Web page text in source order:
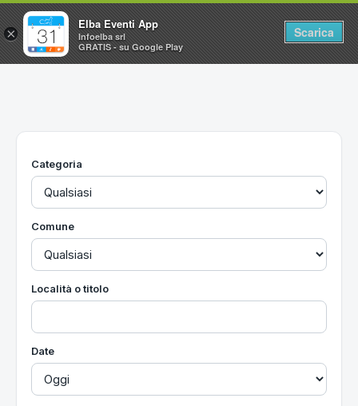
Home
Utilità
Categoria
Comune
Località o titolo
Date
×
Elba Eventi App
Infoelba srl
GRATIS - su Google Play
Scarica